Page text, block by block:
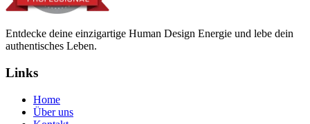
Entdecke deine einzigartige Human Design Energie und lebe dein
authentisches Leben.
Links
Home
Über uns